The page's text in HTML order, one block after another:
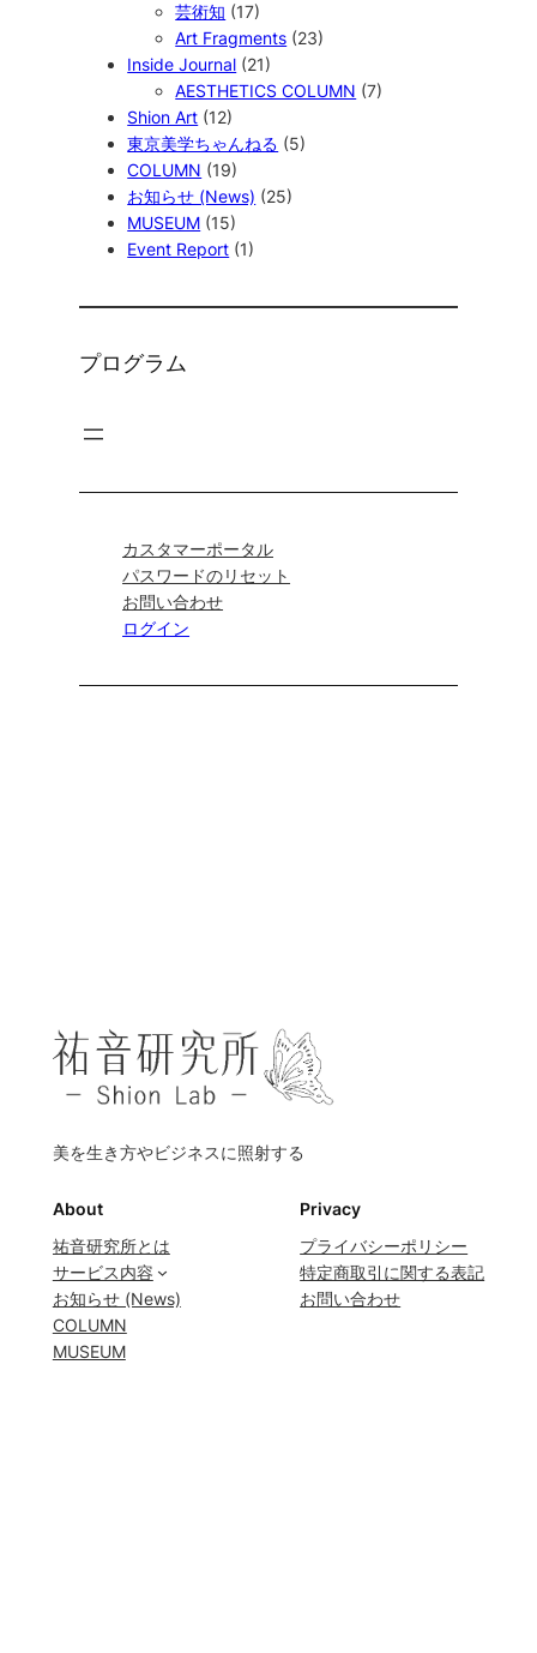
芸術知 (17)
Art Fragments (23)
Inside Journal (21)
AESTHETICS COLUMN (7)
Shion Art (12)
東京美学ちゃんねる (5)
COLUMN (19)
お知らせ (News) (25)
MUSEUM (15)
Event Report (1)
プログラム
カスタマーポータル
パスワードのリセット
お問い合わせ
ログイン
美を生き方やビジネスに照射する
About
祐音研究所とは
サービス内容
お知らせ (News)
COLUMN
MUSEUM
Privacy
プライバシーポリシー
特定商取引に関する表記
お問い合わせ